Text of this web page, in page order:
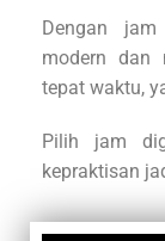
Dengan
modern dan
tepat waktu,
Pilih jam
kepraktisan